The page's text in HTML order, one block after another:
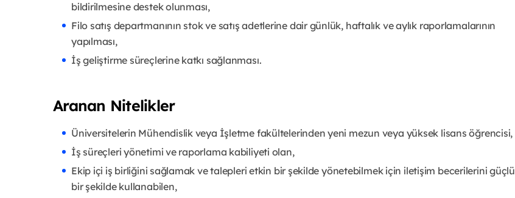
bildirilmesine destek olunması,
Filo satış departmanının stok ve satış adetlerine dair günlük, haftalık ve aylık raporlamalarının
yapılması,
İş geliştirme süreçlerine katkı sağlanması.
Aranan Nitelikler
Üniversitelerin Mühendislik veya İşletme fakültelerinden yeni mezun veya yüksek lisans öğrencisi,
İş süreçleri yönetimi ve raporlama kabiliyeti olan,
Ekip içi iş birliğini sağlamak ve talepleri etkin bir şekilde yönetebilmek için iletişim becerilerini güçlü
bir şekilde kullanabilen,